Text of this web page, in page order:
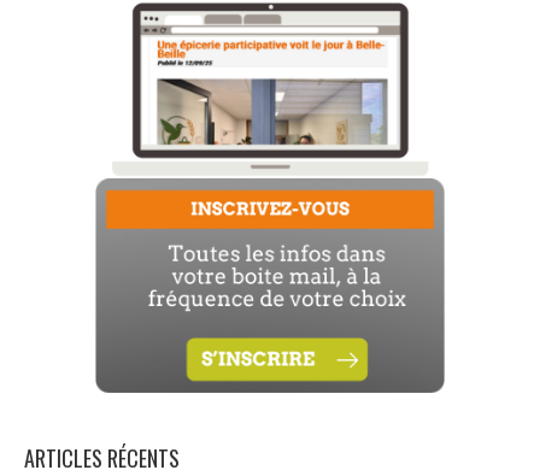
ARTICLES RÉCENTS